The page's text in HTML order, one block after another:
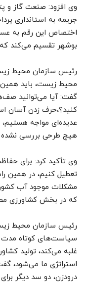
جریمه به استانداری
اختصاص این رقم به
بوشهر تقسیم می‌کند
رئیس سازمان محیط
محیط زیست، باید همین
گفت: آیا می‌توانید
کنید؟‌،حرف زدن آسان
عدیده‌ای مواجه
هیچ طرحی بررسی
وی تأکید کرد: برای
تعطیل کنیم، در همین
که در بخش کشاورزی مصرف
رئیس سازمان محیط
سیاست‌های کوتاه مدت
غلبه می‌کند،‌ تولید
استراتژی ما می‌شود،
درودزن، دو سد دیگر